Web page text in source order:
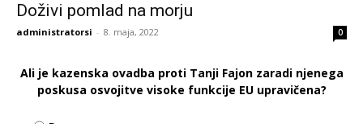
Doživi pomlad na morju
administratorsi - 8. maja, 2022 0
Ali je kazenska ovadba proti Tanji Fajon zaradi njenega
poskusa osvojitve visoke funkcije EU upravičena?